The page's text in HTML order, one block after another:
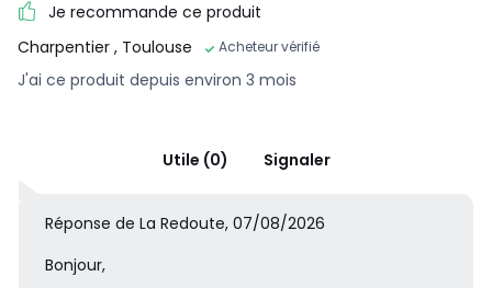
Je recommande ce produit
Charpentier , Toulouse Acheteur vérifié
J'ai ce produit depuis environ 3 mois
Utile (0) Signaler
Réponse de La Redoute, 07/08/2026
Bonjour,